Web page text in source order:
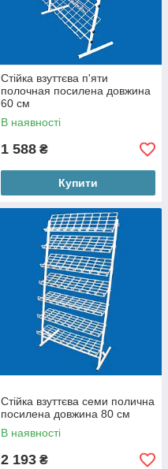
Стійка взуттєва п'яти
полочная посилена довжина
60 см
В наявності
1 588 ₴
Купити
Стійка взуттєва семи полична
посилена довжина 80 см
В наявності
2 193 ₴